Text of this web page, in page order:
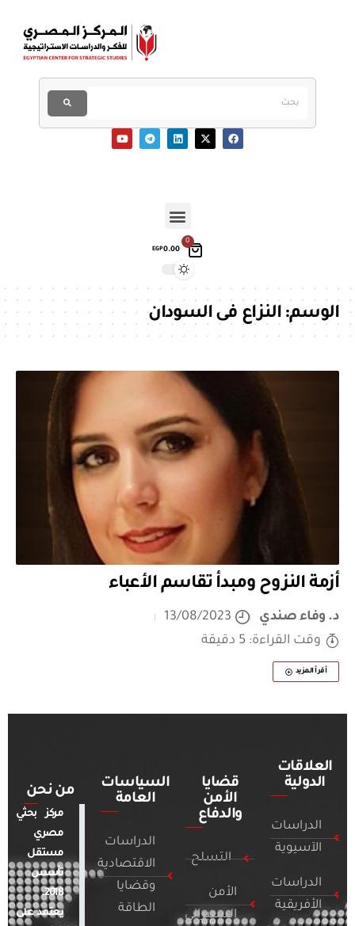
0
EGP0.00
الوسم:النزاع فى السودان
أزمة النزوح ومبدأ تقاسم الأعباء
د. وفاء صندي
13/08/2023
وقت القراءة: 5 دقيقة
أقرأ المزيد
العلاقات
الدولية
الدراسات
الآسيوية
الدراسات
الأفريقية
قضايا
الأمن
والدفاع
التسلح
الأمن
السيبراني
السياسات
العامة
الدراسات
الاقتصادية
وقضايا
الطاقة
من نحن
مركز بحثي
مصري
مستقل
تأسس
2018.
يعتمد على